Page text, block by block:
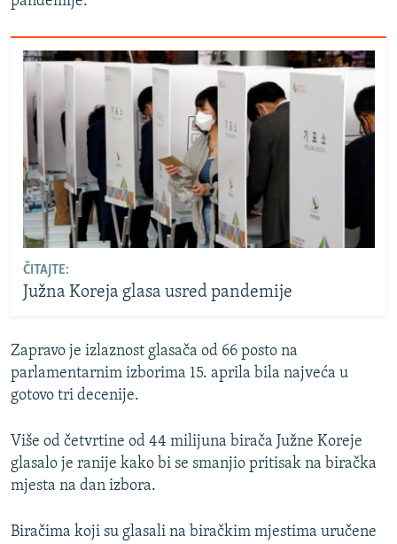
ČITAJTE:
Južna Koreja glasa usred pandemije
Zapravo je izlaznost glasača od 66 posto na
parlamentarnim izborima 15. aprila bila najveća u
gotovo tri decenije.
Više od četvrtine od 44 milijuna birača Južne Koreje
glasalo je ranije kako bi se smanjio pritisak na biračka
mjesta na dan izbora.
Biračima koji su glasali na biračkim mjestima uručene